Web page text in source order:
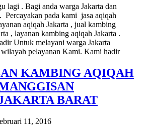
lagi . Bagi anda warga Jakarta dan
Percayakan pada kami jasa aqiqah
aqiqah Jakarta , jual kambing
, layanan kambing aqiqah Jakarta .
Untuk melayani warga Jakarta
wilayah pelayanan Kami. Kami hadir
KAMBING AQIQAH
BARAT
11, 2016